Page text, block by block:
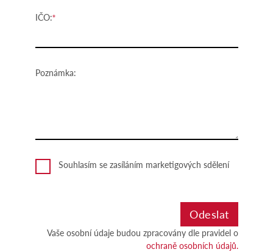
IČO:
Poznámka:
Souhlasím se zasíláním marketigových sdělení
Vaše osobní údaje budou zpracovány dle pravidel o
ochraně osobních údajů.